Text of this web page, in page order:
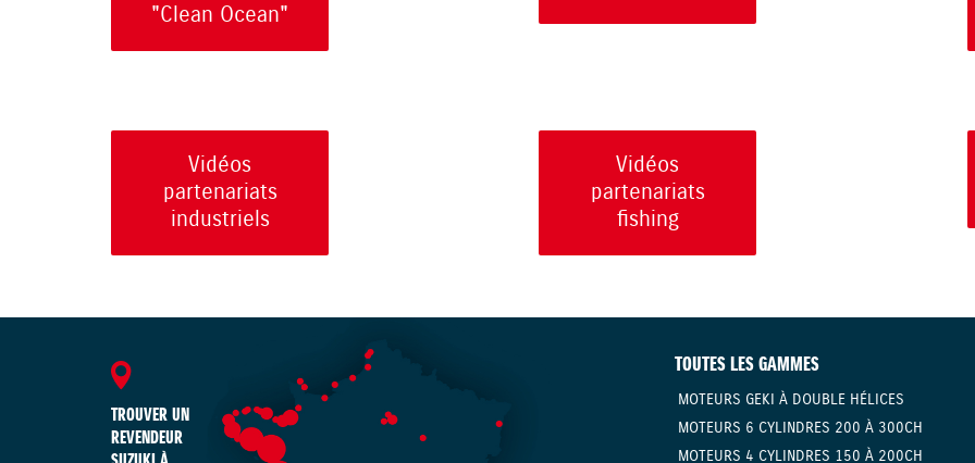
"Clean Ocean"
Vidéos
partenariats
industriels
Vidéos
partenariats
fishing
TROUVER UN
REVENDEUR
TOUTES LES GAMMES
MOTEURS GEKI À DOUBLE HÉLICES
MOTEURS 6 CYLINDRES 200 À 300CH
MOTEURS 4 CYLINDRES 150 À 200CH